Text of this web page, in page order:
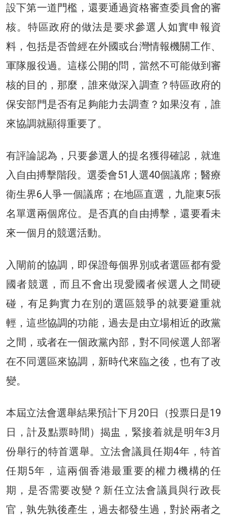
設下第一道門檻，還要通過資格審查委員會的審
核。特區政府的做法是要求參選人如實申報資
料，包括是否曾經在外國或台灣情報機關工作、
軍隊服役過。這樣公開的問，當然不可能做到審
核的目的，那麼，誰來做深入調查？特區政府的
保安部門是否有足夠能力去調查？如果沒有，誰
來協調就顯得重要了。
有評論認為，只要參選人的提名獲得確認，就進
入自由搏擊階段。選委會51人選40個議席；醫療
衛生界6人爭一個議席；在地區直選，九龍東5張
名單選兩個席位。是否真的自由搏擊，還要看未
來一個月的競選活動。
入閘前的協調，即保證每個界別或者選區都有愛
國者競選，而且不會出現愛國者候選人之間硬
碰，有足夠實力在別的選區競爭的就要避重就
輕，這些協調的功能，過去是由立場相近的政黨
之間，或者在一個政黨內部，對不同候選人部署
在不同選區來協調，新時代來臨之後，也有了改
變。
本屆立法會選舉結果預計下月20日（投票日是19
日，計及點票時間）揭盅，緊接着就是明年3月
份舉行的特首選舉。立法會議員任期4年，特首
任期5年，這兩個香港最重要的權力機構的任
期，是否需要改變？新任立法會議員與行政長
官，孰先孰後產生，過去都發生過，對於兩者之